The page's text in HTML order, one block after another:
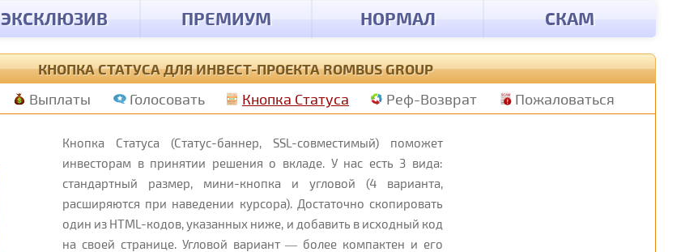
ЭКСКЛЮЗИВ ПРЕМИУМ НОРМАЛ СКАМ
КНОПКА СТАТУСА ДЛЯ ИНВЕСТ-ПРОЕКТА ROMBUS GROUP
Выплаты Голосовать Кнопка Статуса Реф-Возврат Пожаловаться
Кнопка Статуса (Статус-баннер, SSL-совместимый) поможет
инвесторам в принятии решения о вкладе. У нас есть 3 вида:
стандартный размер, мини-кнопка и угловой (4 варианта,
расширяются при наведении курсора). Достаточно скопировать
один из HTML-кодов, указанных ниже, и добавить в исходный код
на своей странице. Угловой вариант — более компактен и его